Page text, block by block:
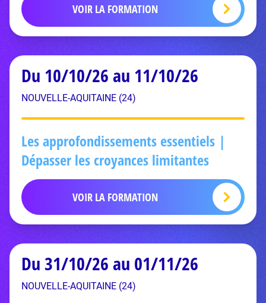
VOIR LA FORMATION
Du 10/10/26 au 11/10/26
NOUVELLE-AQUITAINE (24)
Les approfondissements essentiels |
Dépasser les croyances limitantes
VOIR LA FORMATION
Du 31/10/26 au 01/11/26
NOUVELLE-AQUITAINE (24)